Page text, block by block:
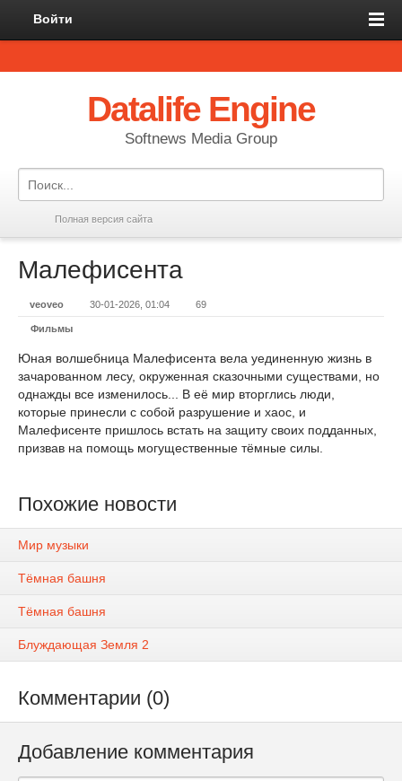
Войти
Datalife Engine
Softnews Media Group
Полная версия сайта
Малефисента
veoveo 30-01-2026, 01:04 69
Фильмы
Юная волшебница Малефисента вела уединенную жизнь в
зачарованном лесу, окруженная сказочными существами, но
однажды все изменилось... В её мир вторглись люди,
которые принесли с собой разрушение и хаос, и
Малефисенте пришлось встать на защиту своих подданных,
призвав на помощь могущественные тёмные силы.
Похожие новости
Мир музыки
Тёмная башня
Тёмная башня
Блуждающая Земля 2
Комментарии (0)
Добавление комментария